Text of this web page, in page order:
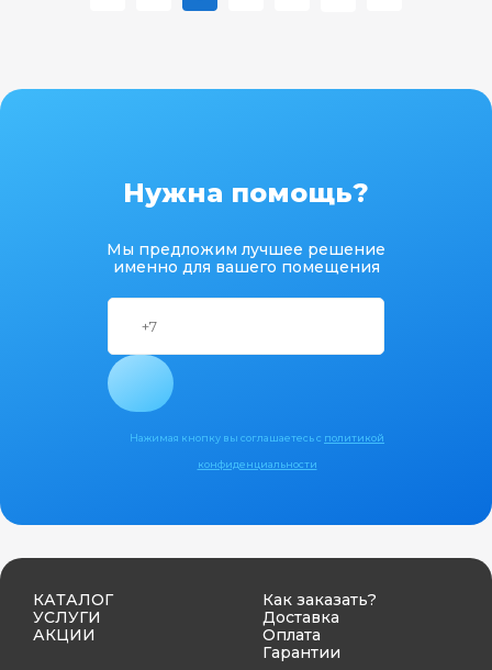
Нужна помощь?
Мы предложим лучшее решение
именно для вашего помещения
Нажимая кнопку вы соглашаетесь с политикой
конфиденциальности
КАТАЛОГ
УСЛУГИ
АКЦИИ
Как заказать?
Доставка
Оплата
Гарантии